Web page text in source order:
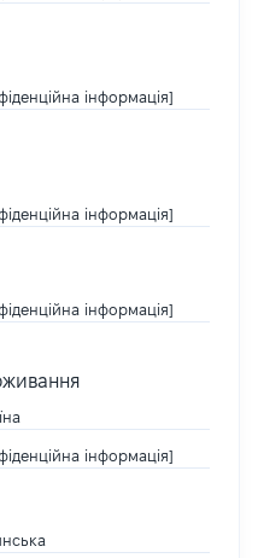
інформація]
інформація]
інформація]
інформація]